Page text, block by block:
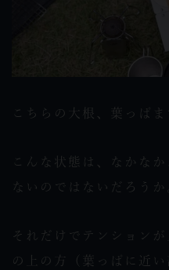
こちらの大根、葉っぱ
こんな状態は、なかな
ないのではないだろうか
それだけでテンション
の上の方（葉っぱに近